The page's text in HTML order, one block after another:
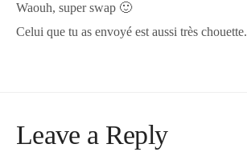
Waouh, super swap 🙂
Celui que tu as envoyé est aussi très chouette.
Leave a Reply